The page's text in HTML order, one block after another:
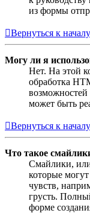
из формы
Вернуться к началу
Могу ли я
Нет. На этой
обработка
может быть
Вернуться к началу
Что такое
Смайлики,
которые
чувств,
грусть.
форме